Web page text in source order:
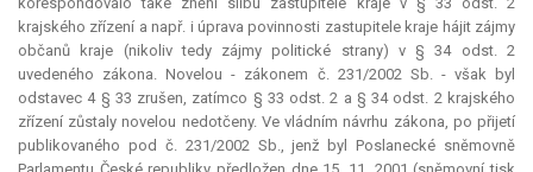
krajského zřízení a např. i úprava povinnosti zastupitele kraje hájit zájmy
občanů kraje (nikoliv tedy zájmy politické strany) v § 34 odst. 2
uvedeného zákona. Novelou - zákonem č. 231/2002 Sb. - však byl
odstavec 4 § 33 zrušen, zatímco § 33 odst. 2 a § 34 odst. 2 krajského
zřízení zůstaly novelou nedotčeny. Ve vládním návrhu zákona, po přijetí
publikovaného pod č. 231/2002 Sb., jenž byl Poslanecké sněmovně